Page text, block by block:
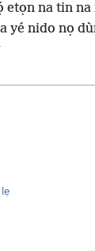
etọn na tin na
yé nido nọ